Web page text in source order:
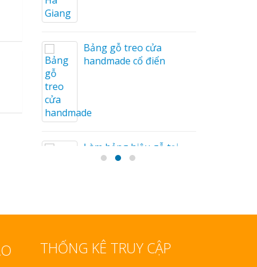
Bảng gỗ treo cửa
handmade cổ điển
Làm bảng hiệu gỗ tại
Nha Trang